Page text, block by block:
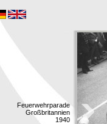
Feuerwehrparade
Großbritannien
1940